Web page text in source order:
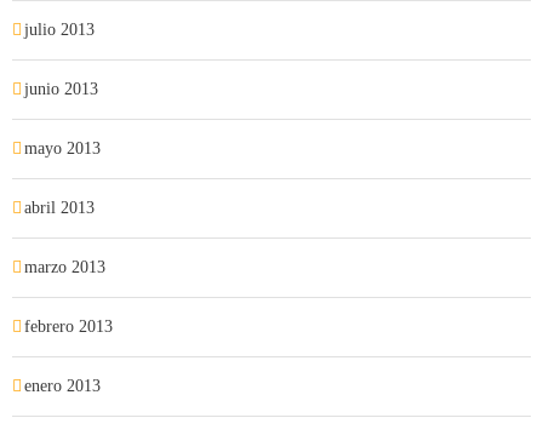
julio 2013
junio 2013
mayo 2013
abril 2013
marzo 2013
febrero 2013
enero 2013